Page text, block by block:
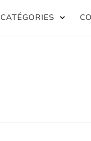
CATÉGORIES